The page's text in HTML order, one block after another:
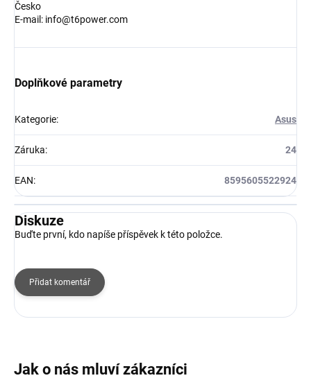
Česko
E-mail: info@t6power.com
Doplňkové parametry
Kategorie: Asus
Záruka: 24
EAN: 8595605522924
Diskuze
Buďte první, kdo napíše příspěvek k této položce.
Přidat komentář